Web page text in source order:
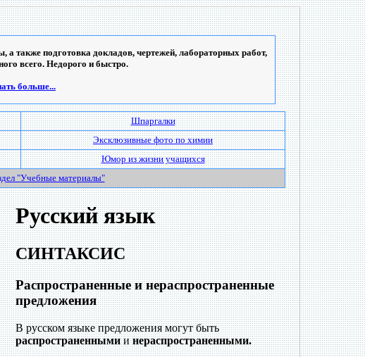
также подготовка докладов, чертежей, лабораторных работ,
всего. Недорого и быстро.
больше...
Шпаргалки
Эксклюзивные фото по химии
Юмор из жизни учащихся
"Учебные материалы"
Русский язык
СИНТАКСИС
Распространенные и нераспространенные
предложения
В русском языке предложения могут быть
распространеннымиинераспространенными.